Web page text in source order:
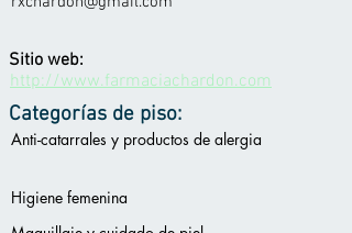
Sitio web:
http://www.farmaciachardon.com
Categorías de piso:
Anti-catarrales y productos de alergia
Higiene femenina